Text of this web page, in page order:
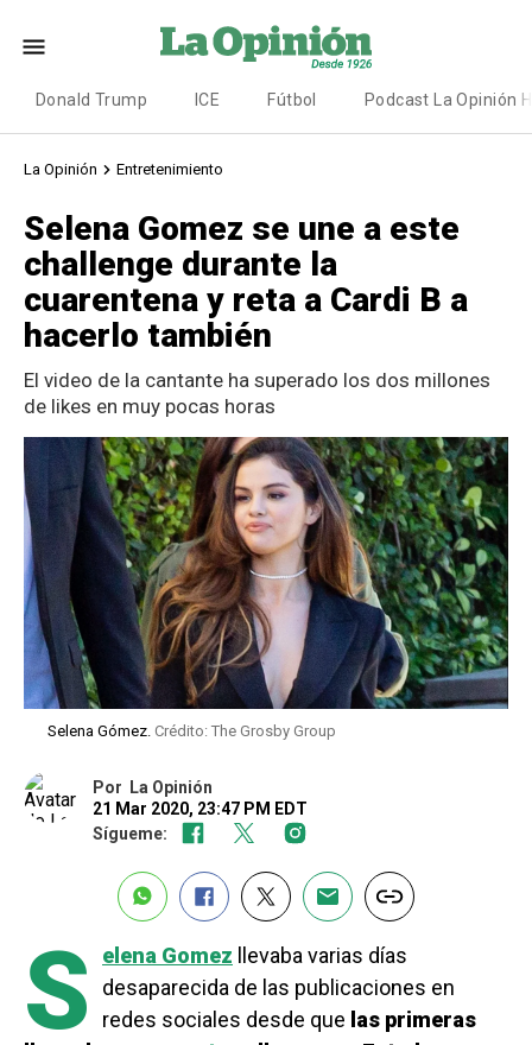
Donald Trump ICE Fútbol Podcast La Opinión
La Opinión Entretenimiento
Selena Gomez se une a este
challenge durante la
cuarentena y reta a Cardi B a
hacerlo también
El video de la cantante ha superado los dos millones
de likes en muy pocas horas
Selena Gómez. Crédito: The Grosby Group
Por
La Opinión
21 Mar 2020, 23:47 PM EDT
Sígueme:
S elena Gomez llevaba varias días
desaparecida de las publicaciones en
redes sociales desde que las primeras